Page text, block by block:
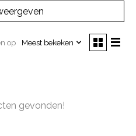
op Meest bekeken
gevonden!